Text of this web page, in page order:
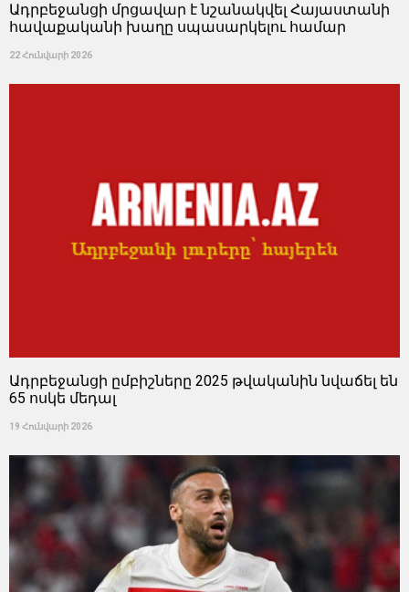
Ադրբեջանցի մրցավար է նշանակվել Հայաստանի
հավաքականի խաղը սպասարկելու համար
22 Հունվարի 2026
Ադրբեջանցի ըմբիշները 2025 թվականին նվաճել են
65 ոսկե մեդալ
19 Հունվարի 2026